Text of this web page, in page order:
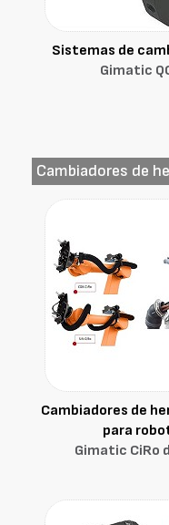
Sistemas de
Gimatic
Cambiadores de
Cambiadores de
para
Gimatic CiRo